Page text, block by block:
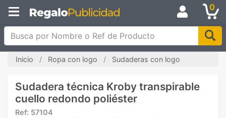
0
Busca por Nombre o Ref de Producto
Inicio Ropa con logo Sudaderas con logo
Sudadera técnica Kroby transpirable
cuello redondo poliéster
Ref: 57104